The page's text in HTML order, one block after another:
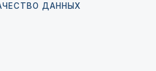
ДАННЫХ